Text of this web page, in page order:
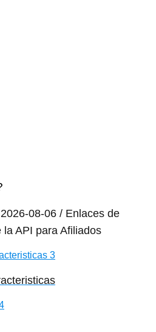
08-06 / Enlaces de
API para Afiliados